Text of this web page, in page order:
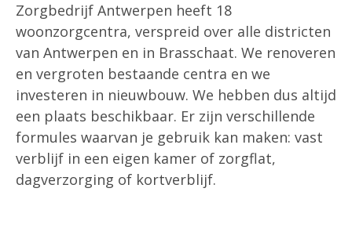
Zorgbedrijf Antwerpen heeft 18
woonzorgcentra, verspreid over alle districten
van Antwerpen en in Brasschaat. We renoveren
en vergroten bestaande centra en we
investeren in nieuwbouw. We hebben dus altijd
een plaats beschikbaar. Er zijn verschillende
formules waarvan je gebruik kan maken: vast
verblijf in een eigen kamer of zorgflat,
dagverzorging of kortverblijf.